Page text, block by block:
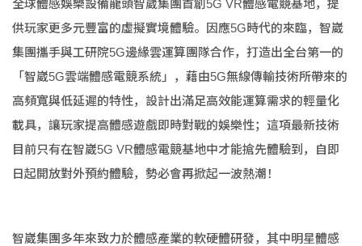
全球體感娛樂設備龍頭智崴集團首創5G VR體感電競基地，提
供玩家更多元豐富的虛擬實境體驗。因應5G時代的來臨，智崴
集團攜手與工研院5G邊緣雲運算團隊合作，打造出全台第一的
「智崴5G雲端體感電競系統」，藉由5G無線傳輸技術所帶來的
高頻寬與低延遲的特性，設計出滿足高效能運算需求的輕量化
載具，讓玩家提高體感遊戲即時對戰的娛樂性；這項最新技術
目前只有在智崴5G VR體感電競基地中才能搶先體驗到，自即
日起開放對外預約體驗，勢必會再掀起一波熱潮！
智崴集團多年來致力於體感產業的軟硬體研發，其中明星體感